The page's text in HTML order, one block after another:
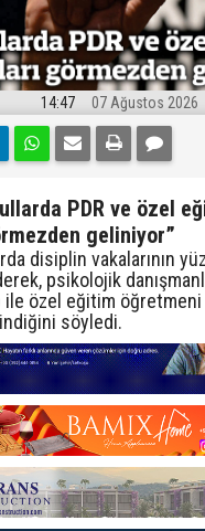
14:47 07 Ağustos 2026
PDR ve özel
geliniyor”
disiplin vakalarının
psikolojik
ile özel eğitim öğretmeni
söyledi.